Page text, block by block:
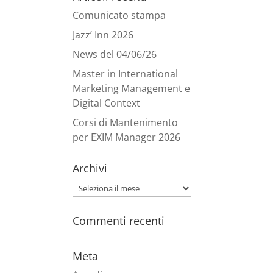
Comunicato stampa
Jazz’ Inn 2026
News del 04/06/26
Master in International
Marketing Management e
Digital Context
Corsi di Mantenimento
per EXIM Manager 2026
Archivi
Archivi
Commenti recenti
Meta